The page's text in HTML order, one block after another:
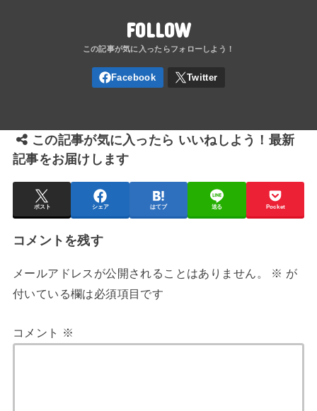
FOLLOW
この記事が気に入ったら いいねしよう！最新
記事をお届けします
ポスト シェア はてブ 送る Pocket
コメントを残す
メールアドレスが公開されることはありません。 ※ が
付いている欄は必須項目です
コメント ※